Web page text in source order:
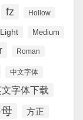
fz Hollow
Light Medium
Roman
中文字体
字体下载
方正